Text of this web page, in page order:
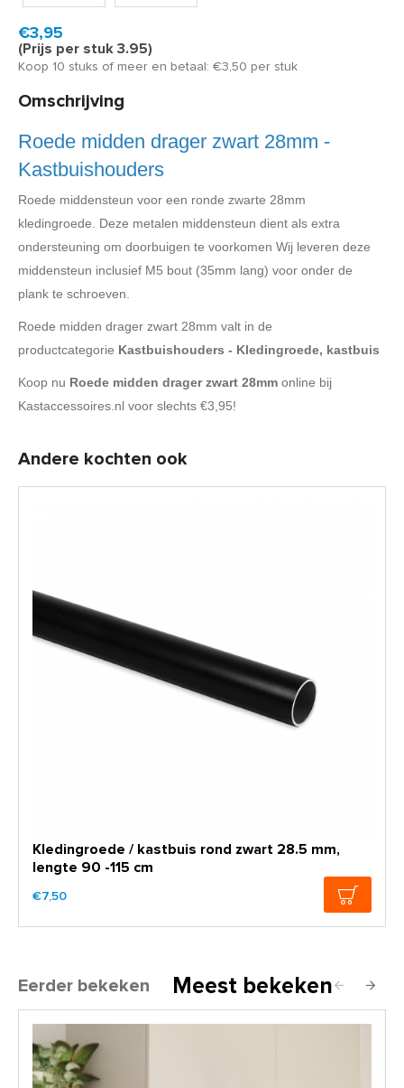
Snel in huis, 1 á 2 werkdagen
€3,95
(Prijs per stuk 3.95)
Koop 10 stuks of meer en betaal: €3,50 per stuk
Omschrijving
Roede midden drager zwart 28mm -
Kastbuishouders
Roede middensteun voor een ronde zwarte 28mm
kledingroede. Deze metalen middensteun dient als extra
ondersteuning om doorbuigen te voorkomen Wij leveren deze
middensteun inclusief M5 bout (35mm lang) voor onder de
plank te schroeven.
Roede midden drager zwart 28mm valt in de
productcategorie Kastbuishouders - Kledingroede, kastbuis
Koop nu Roede midden drager zwart 28mm online bij
Kastaccessoires.nl voor slechts €3,95!
Andere kochten ook
Kledingroede / kastbuis rond zwart 28.5 mm,
lengte 90 -115 cm
€7,50
Eerder bekeken Meest bekeken